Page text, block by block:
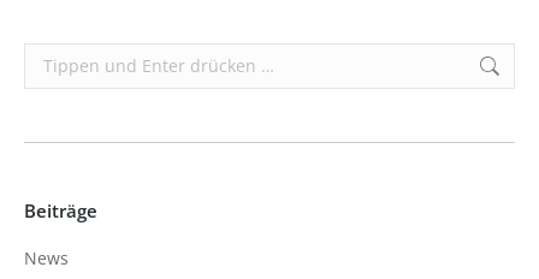
Search:
Beiträge
News